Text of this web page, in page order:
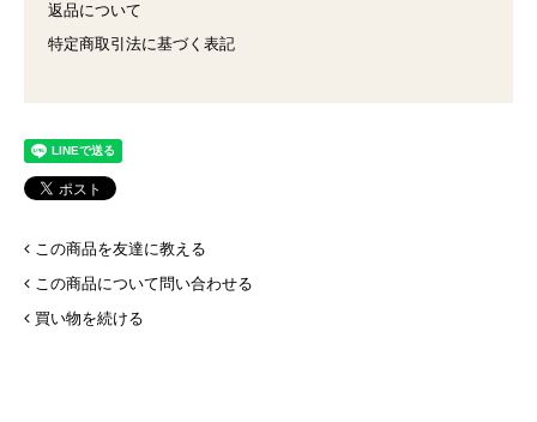
返品について
特定商取引法に基づく表記
この商品を友達に教える
この商品について問い合わせる
買い物を続ける